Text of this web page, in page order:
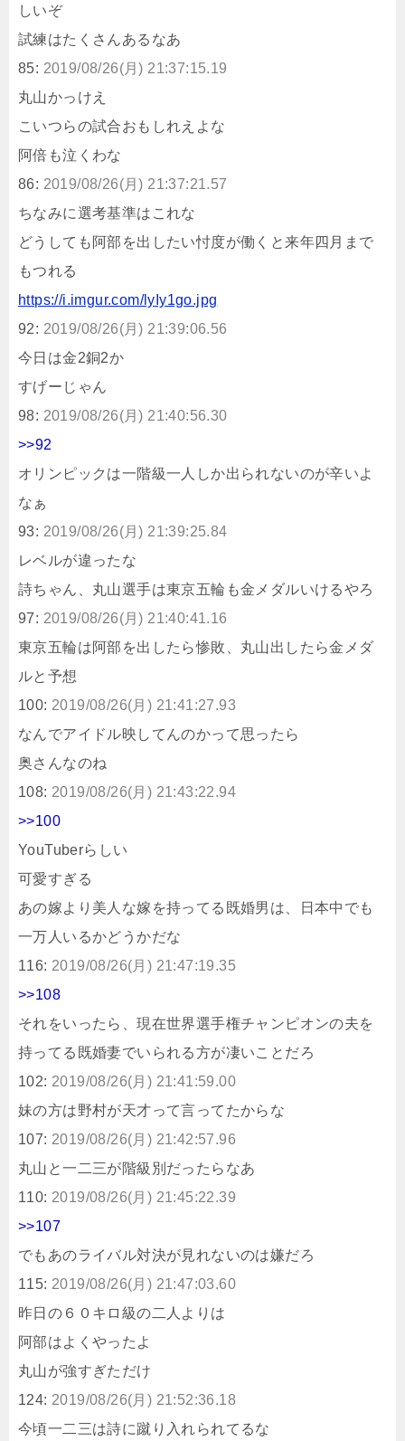
しいぞ
試練はたくさんあるなあ
85: 2019/08/26(月) 21:37:15.19
丸山かっけえ
こいつらの試合おもしれえよな
阿倍も泣くわな
86: 2019/08/26(月) 21:37:21.57
ちなみに選考基準はこれな
どうしても阿部を出したい忖度が働くと来年四月まで
もつれる
https://i.imgur.com/lyIy1go.jpg
92: 2019/08/26(月) 21:39:06.56
今日は金2銅2か
すげーじゃん
98: 2019/08/26(月) 21:40:56.30
>>92
オリンピックは一階級一人しか出られないのが辛いよ
なぁ
93: 2019/08/26(月) 21:39:25.84
レベルが違ったな
詩ちゃん、丸山選手は東京五輪も金メダルいけるやろ
97: 2019/08/26(月) 21:40:41.16
東京五輪は阿部を出したら惨敗、丸山出したら金メダ
ルと予想
100: 2019/08/26(月) 21:41:27.93
なんでアイドル映してんのかって思ったら
奥さんなのね
108: 2019/08/26(月) 21:43:22.94
>>100
YouTuberらしい
可愛すぎる
あの嫁より美人な嫁を持ってる既婚男は、日本中でも
一万人いるかどうかだな
116: 2019/08/26(月) 21:47:19.35
>>108
それをいったら、現在世界選手権チャンピオンの夫を
持ってる既婚妻でいられる方が凄いことだろ
102: 2019/08/26(月) 21:41:59.00
妹の方は野村が天才って言ってたからな
107: 2019/08/26(月) 21:42:57.96
丸山と一二三が階級別だったらなあ
110: 2019/08/26(月) 21:45:22.39
>>107
でもあのライバル対決が見れないのは嫌だろ
115: 2019/08/26(月) 21:47:03.60
昨日の６０キロ級の二人よりは
阿部はよくやったよ
丸山が強すぎただけ
124: 2019/08/26(月) 21:52:36.18
今頃一二三は詩に蹴り入れられてるな